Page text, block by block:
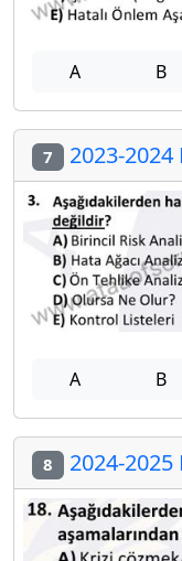
A B
7 2023-2024
A B
8 2024-2025